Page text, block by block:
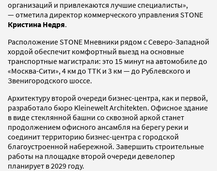
организаций и привлекаются лучшие специалисты»,
— отметила директор коммерческого управления STONE
Кристина Недря.
Расположение STONE Мневники рядом с Северо-Западной
хордой обеспечит комфортный выезд на основные
транспортные магистрали: это 15 минут на автомобиле до
«Москва-Сити», 4 км до ТТК и 3 км — до Рублевского и
Звенигородского шоссе.
Архитектуру второй очереди бизнес-центра, как и первой,
разработало бюро Kleinewelt Architekten. Офисное здание
в виде стеклянной башни со сквозной аркой станет
продолжением офисного ансамбля на берегу реки и
соединит территорию бизнес-центра с городской
благоустроенной набережной. Завершить строительные
работы на площадке второй очереди девелопер
планирует в 2029 году.